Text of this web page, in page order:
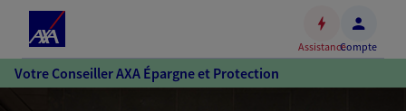
Accéder
au
AssistanceCompte
Votre Conseiller AXA Épargne et Protection